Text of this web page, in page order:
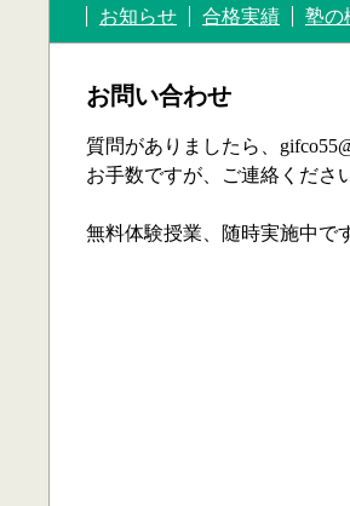
お知らせ 合格実績 塾の
お問い合わせ
質問がありましたら、
お手数ですが、ご連絡くださ
無料体験授業、随時実施中で